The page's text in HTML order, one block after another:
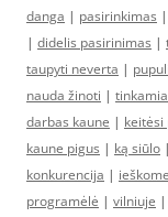
danga | pasirinkimas |
| didelis pasirinimas |
taupyti neverta |
nauda žinoti |
darbas kaune | keitėsi
kaune pigus | ką siūlo |
konkurencija |
programėlė | vilniuje |